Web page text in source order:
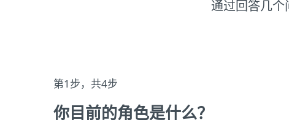
通过回答几个
第1步，共4步
你目前的角色是什么？